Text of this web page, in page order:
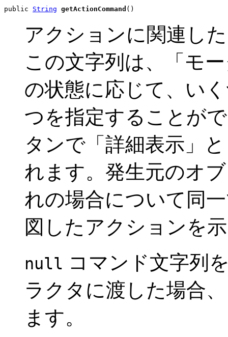
public String getActionCommand ()
アクションに関連し
この文字列は、「モ
の状態に応じて、い
つを指定することが
タンで「詳細表示」
れます。発生元のオ
れの場合について同
図したアクションを
null コマンド文字列
ラクタに渡した場合
ます。